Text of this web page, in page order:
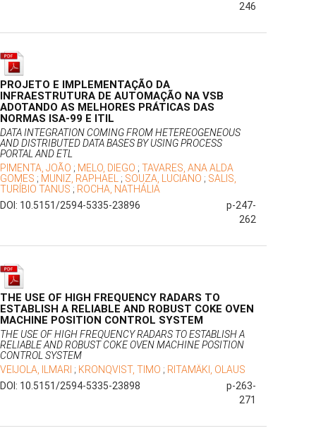
246
PROJETO E IMPLEMENTAÇÃO DA
INFRAESTRUTURA DE AUTOMAÇÃO NA VSB
ADOTANDO AS MELHORES PRÁTICAS DAS
NORMAS ISA-99 E ITIL
DATA INTEGRATION COMING FROM HETEREOGENEOUS
AND DISTRIBUTED DATA BASES BY USING PROCESS
PORTAL AND ETL
PIMENTA, JOÃO ; MELO, DIEGO ; TAVARES, ANA ALDA
GOMES ; MUNIZ, RAPHAEL ; SOUZA, LUCIANO ; SALIS,
TURÍBIO TANUS ; ROCHA, NATHÁLIA
DOI: 10.5151/2594-5335-23896
p-247-
262
THE USE OF HIGH FREQUENCY RADARS TO
ESTABLISH A RELIABLE AND ROBUST COKE OVEN
MACHINE POSITION CONTROL SYSTEM
THE USE OF HIGH FREQUENCY RADARS TO ESTABLISH A
RELIABLE AND ROBUST COKE OVEN MACHINE POSITION
CONTROL SYSTEM
VEIJOLA, ILMARI ; KRONQVIST, TIMO ; RITAMÄKI, OLAUS
DOI: 10.5151/2594-5335-23898
p-263-
271